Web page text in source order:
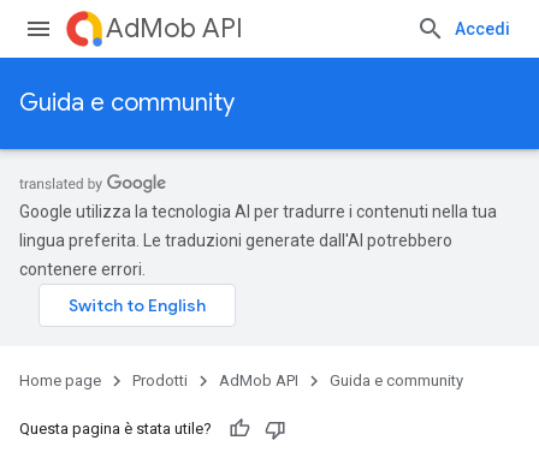
AdMob API Accedi
Guida e community
Google utilizza la tecnologia AI per tradurre i contenuti nella tua
lingua preferita. Le traduzioni generate dall'AI potrebbero
contenere errori.
Home page Prodotti AdMob API Guida e community
Questa pagina è stata utile?